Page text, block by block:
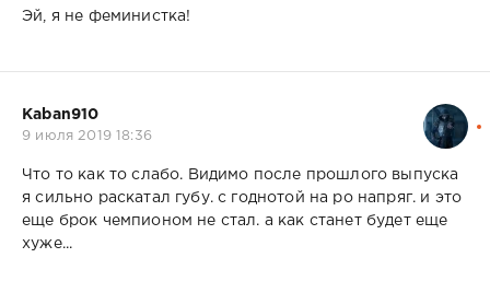
Эй, я не феминистка!
Kaban910
9 июля 2019 18:36
Что то как то слабо. Видимо после прошлого выпуска
я сильно раскатал губу. с годнотой на ро напряг. и это
еще брок чемпионом не стал. а как станет будет еще
хуже...